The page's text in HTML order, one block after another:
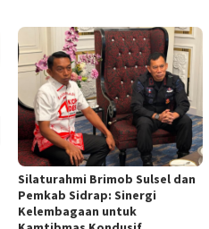
Silaturahmi Brimob Sulsel dan
Pemkab Sidrap: Sinergi
Kelembagaan untuk